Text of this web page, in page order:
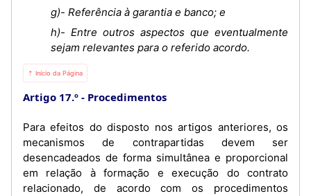
g)- Referência à garantia e banco; e
h)- Entre outros aspectos que eventualmente
sejam relevantes para o referido acordo.
⇡ Início da Página
Artigo 17.º Procedimentos
Para efeitos do disposto nos artigos anteriores, os
mecanismos de contrapartidas devem ser
desencadeados de forma simultânea e proporcional
em relação à formação e execução do contrato
relacionado, de acordo com os procedimentos